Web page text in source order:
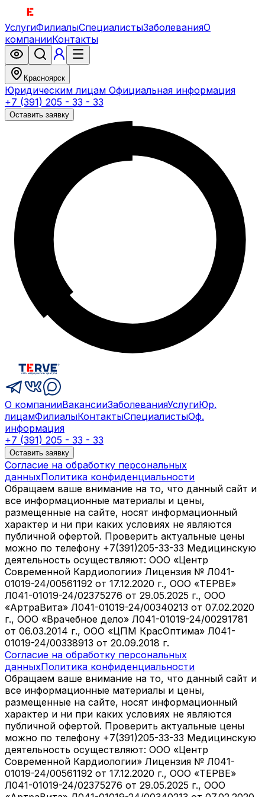
УслугиФилиалыСпециалистыЗаболеванияО
компанииКонтакты
Красноярск
Юридическим лицам Официальная информация
+7 (391) 205 - 33 - 33
Оставить заявку
О компанииВакансииЗаболеванияУслугиЮр.
лицамФилиалыКонтактыСпециалистыОф.
информация
+7 (391) 205 - 33 - 33
Оставить заявку
Согласие на обработку персональных
данныхПолитика конфиденциальности
Обращаем ваше внимание на то, что данный сайт и
все информационные материалы и цены,
размещенные на сайте, носят информационный
характер и ни при каких условиях не являются
публичной офертой. Проверить актуальные цены
можно по телефону +7(391)205-33-33 Медицинскую
деятельность осуществляют: ООО «Центр
Современной Кардиологии» Лицензия № Л041-
01019-24/00561192 от 17.12.2020 г., ООО «ТЕРВЕ»
Л041-01019-24/02375276 от 29.05.2025 г., ООО
«АртраВита» Л041-01019-24/00340213 от 07.02.2020
г., ООО «Врачебное дело» Л041-01019-24/00291781
от 06.03.2014 г., ООО «ЦПМ КрасОптима» Л041-
01019-24/00338913 от 20.09.2018 г.
Согласие на обработку персональных
данныхПолитика конфиденциальности
Обращаем ваше внимание на то, что данный сайт и
все информационные материалы и цены,
размещенные на сайте, носят информационный
характер и ни при каких условиях не являются
публичной офертой. Проверить актуальные цены
можно по телефону +7(391)205-33-33 Медицинскую
деятельность осуществляют: ООО «Центр
Современной Кардиологии» Лицензия № Л041-
01019-24/00561192 от 17.12.2020 г., ООО «ТЕРВЕ»
Л041-01019-24/02375276 от 29.05.2025 г., ООО